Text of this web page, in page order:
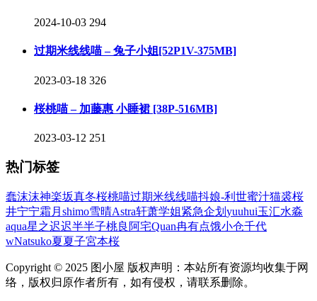
2024-10-03 294
过期米线线喵 – 兔子小姐[52P1V-375MB]
2023-03-18 326
桜桃喵 – 加藤惠 小睡裙 [38P-516MB]
2023-03-12 251
热门标签
蠢沫沫神楽坂真冬桜桃喵过期米线线喵抖娘-利世蜜汁猫裘桜
井宁宁霜月shimo雪晴Astra轩萧学姐紧急企划 yuuhui玉汇水淼
aqua星之迟迟半半子桃良阿宅Quan冉有点饿小仓千代
wNatsuko夏夏子宮本桜
Copyright © 2025 图小屋 版权声明：本站所有资源均收集于网
络，版权归原作者所有，如有侵权，请联系删除。